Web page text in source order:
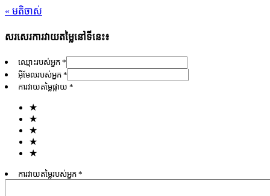
« មតិចាស់
សរសេរការវាយតម្លៃនៅទីនេះ៖
ឈ្មោះ​របស់​អ្នក *
អ៊ីមែល​របស់​អ្នក *
ការវាយតម្លៃផ្កាយ *
★
★
★
★
★
ការវាយតម្លៃរបស់អ្នក *